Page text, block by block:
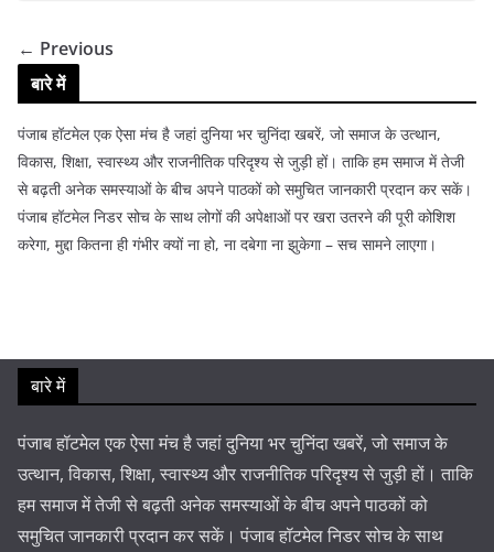
← Previous
बारे में
पंजाब हॉटमेल एक ऐसा मंच है जहां दुनिया भर चुनिंदा खबरें, जो समाज के उत्थान,
विकास, शिक्षा, स्वास्थ्य और राजनीतिक परिदृश्य से जुड़ी हों। ताकि हम समाज में तेजी
से बढ़ती अनेक समस्याओं के बीच अपने पाठकों को समुचित जानकारी प्रदान कर सकें।
पंजाब हॉटमेल निडर सोच के साथ लोगों की अपेक्षाओं पर खरा उतरने की पूरी कोशिश
करेगा, मुद्दा कितना ही गंभीर क्यों ना हो, ना दबेगा ना झुकेगा – सच सामने लाएगा।
बारे में
पंजाब हॉटमेल एक ऐसा मंच है जहां दुनिया भर चुनिंदा खबरें, जो समाज के
उत्थान, विकास, शिक्षा, स्वास्थ्य और राजनीतिक परिदृश्य से जुड़ी हों। ताकि
हम समाज में तेजी से बढ़ती अनेक समस्याओं के बीच अपने पाठकों को
समुचित जानकारी प्रदान कर सकें। पंजाब हॉटमेल निडर सोच के साथ